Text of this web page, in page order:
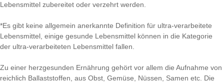
Lebensmittel zubereitet oder verzehrt werden.
*Es gibt keine allgemein anerkannte Definition für ultra-verarbeitete
Lebensmittel, einige gesunde Lebensmittel können in die Kategorie
der ultra-verarbeiteten Lebensmittel fallen.
Zu einer herzgesunden Ernährung gehört vor allem die Aufnahme von
reichlich Ballaststoffen, aus Obst, Gemüse, Nüssen, Samen etc. Die